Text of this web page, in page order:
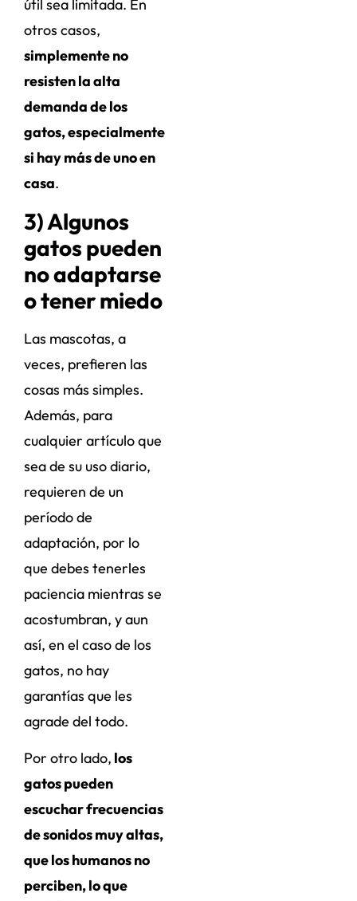
útil sea limitada. En
otros casos,
simplemente no
resisten la alta
demanda de los
gatos, especialmente
si hay más de uno en
casa.
3) Algunos
gatos pueden
no adaptarse
o tener miedo
Las mascotas, a
veces, prefieren las
cosas más simples.
Además, para
cualquier artículo que
sea de su uso diario,
requieren de un
período de
adaptación, por lo
que debes tenerles
paciencia mientras se
acostumbran, y aun
así, en el caso de los
gatos, no hay
garantías que les
agrade del todo.
Por otro lado, los
gatos pueden
escuchar frecuencias
de sonidos muy altas,
que los humanos no
perciben, lo que